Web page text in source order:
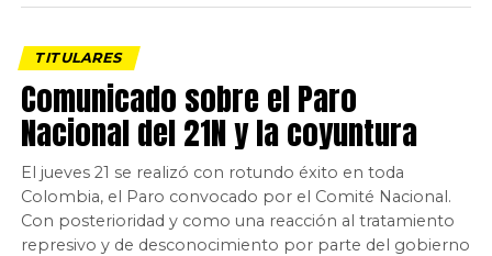
TITULARES
Comunicado sobre el Paro
Nacional del 21N y la coyuntura
El jueves 21 se realizó con rotundo éxito en toda
Colombia, el Paro convocado por el Comité Nacional.
Con posterioridad y como una reacción al tratamiento
represivo y de desconocimiento por parte del gobierno